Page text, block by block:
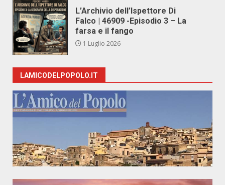
L’Archivio dell’Ispettore Di
Falco | 46909 -Episodio 3 – La
farsa e il fango
1 Luglio 2026
LAMICODELPOPOLO.IT